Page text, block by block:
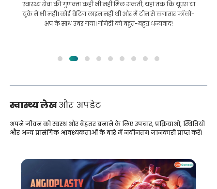
इलाज कराने के लिए बांग्लादेश से भारत की मेरी यात्रा में मेरी मदद की।
हमने GoMedii को चुनने में सही चुनाव किया। वे इलाज के बाद भी हमारे
साथ एक अच्छा रिश्ता रखते हैं
स्वास्थ्य लेखऔर अपडेट
अपने जीवन को स्वस्थ और बेहतर बनाने के लिए उपचार, प्रक्रियाओं, स्थितियों
और अन्य प्रासंगिक आवश्यकताओं के बारे में नवीनतम जानकारी प्राप्त करें।